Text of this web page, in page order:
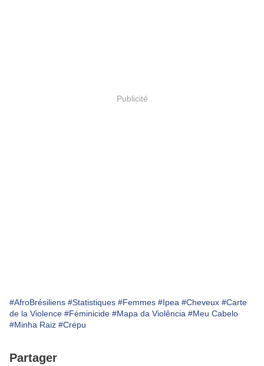
Publicité
#AfroBrésiliens #Statistiques #Femmes #Ipea #Cheveux #Carte
de la Violence #Féminicide #Mapa da Violência #Meu Cabelo
#Minha Raiz #Crépu
Partager